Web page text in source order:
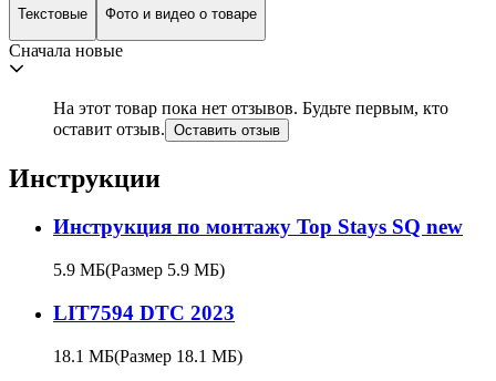
Текстовые Фото и видео о товаре
Сначала новые
На этот товар пока нет отзывов. Будьте первым, кто
оставит отзыв. Оставить отзыв
Инструкции
Инструкция по монтажу Top Stays SQ new
5.9 МБ(Размер 5.9 МБ)
LIT7594 DTC 2023
18.1 МБ(Размер 18.1 МБ)